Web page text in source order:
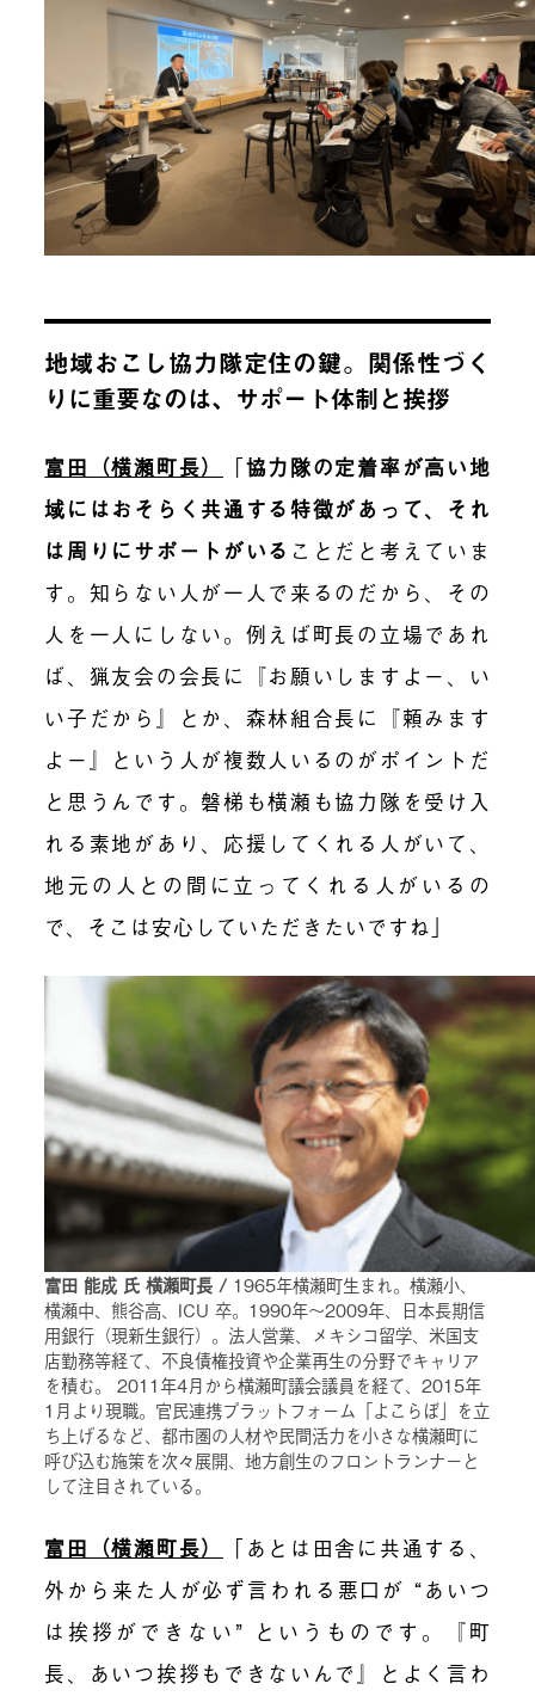
地域おこし協力隊定住の鍵。関係性づく
りに重要なのは、サポート体制と挨拶
富田（横瀬町長） 「協力隊の定着率が高い地
域にはおそらく共通する特徴があって、それ
は周りにサポートがいる ことだと考えていま
す。知らない人が一人で来るのだから、その
人を一人にしない。例えば町長の立場であれ
ば、猟友会の会長に『お願いしますよー、い
い子だから』とか、森林組合長に『頼みます
よー』という人が複数人いるのがポイントだ
と思うんです。磐梯も横瀬も協力隊を受け入
れる素地があり、応援してくれる人がいて、
地元の人との間に立ってくれる人がいるの
で、そこは安心していただきたいですね」
富田 能成 氏 横瀬町長 / 1965年横瀬町生まれ。横瀬小、
横瀬中、熊谷高、ICU 卒。1990年～2009年、日本長期信
用銀行（現新生銀行）。法人営業、メキシコ留学、米国支
店勤務等経て、不良債権投資や企業再生の分野でキャリア
を積む。 2011年4月から横瀬町議会議員を経て、2015年
1月より現職。官民連携プラットフォーム「よこらぼ」を立
ち上げるなど、都市圏の人材や民間活力を小さな横瀬町に
呼び込む施策を次々展開、地方創生のフロントランナーと
して注目されている。
富田（横瀬町長）
「あとは田舎に共通する、
外から来た人が必ず言われる悪口が “あいつ
は挨拶ができない” というものです。『町
長、あいつ挨拶もできないんで』とよく言わ